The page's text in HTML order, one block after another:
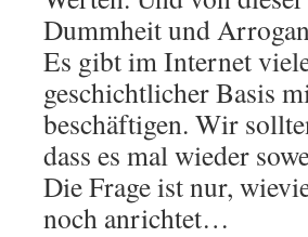
Dummheit und
Es gibt im Internet
geschichtlicher Basis
beschäftigen. Wir
dass es mal wieder
Die Frage ist nur,
noch anrichtet…